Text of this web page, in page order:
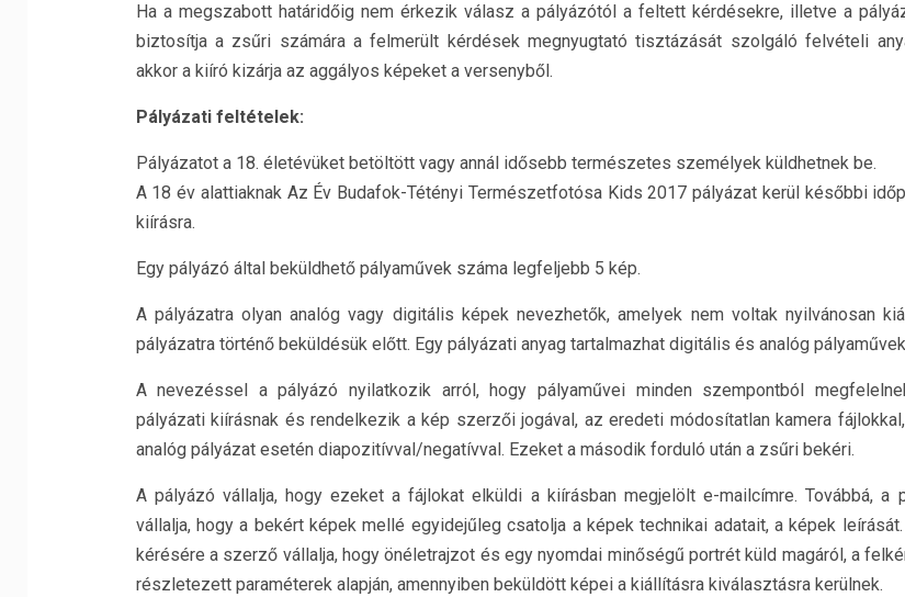
Ha a megszabott határidőig nem érkezik válasz a pályázótól a feltett kérdésekre, illetve a
biztosítja a zsűri számára a felmerült kérdések megnyugtató tisztázását szolgáló felvételi
akkor a kiíró kizárja az aggályos képeket a versenyből.
Pályázati feltételek:
Pályázatot a 18. életévüket betöltött vagy annál idősebb természetes személyek küldhetnek be.
A 18 év alattiaknak Az Év Budafok-Tétényi Természetfotósa Kids 2017 pályázat kerül későbbi
kiírásra.
Egy pályázó által beküldhető pályaművek száma legfeljebb 5 kép.
A pályázatra olyan analóg vagy digitális képek nevezhetők, amelyek nem voltak nyilvánosan
pályázatra történő beküldésük előtt. Egy pályázati anyag tartalmazhat digitális és analóg
A nevezéssel a pályázó nyilatkozik arról, hogy pályaművei minden szempontból
pályázati kiírásnak és rendelkezik a kép szerzői jogával, az eredeti módosítatlan kamera
analóg pályázat esetén diapozitívval/negatívval. Ezeket a második forduló után a zsűri bekéri.
A pályázó vállalja, hogy ezeket a fájlokat elküldi a kiírásban megjelölt e-mailcímre. Továbbá, a
vállalja, hogy a bekért képek mellé egyidejűleg csatolja a képek technikai adatait, a képek
kérésére a szerző vállalja, hogy önéletrajzot és egy nyomdai minőségű portrét küld magáról, a
részletezett paraméterek alapján, amennyiben beküldött képei a kiállításra kiválasztásra kerülnek.